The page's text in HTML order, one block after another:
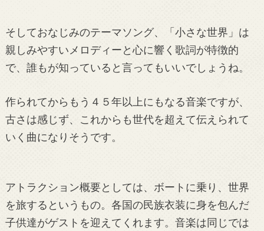
そしておなじみのテーマソング、「小さな世界」は
親しみやすいメロディーと心に響く歌詞が特徴的
で、誰もが知っていると言ってもいいでしょうね。
作られてからもう４５年以上にもなる音楽ですが、
古さは感じず、これからも世代を超えて伝えられて
いく曲になりそうです。
アトラクション概要としては、ボートに乗り、世界
を旅するというもの。各国の民族衣装に身を包んだ
子供達がゲストを迎えてくれます。音楽は同じでは